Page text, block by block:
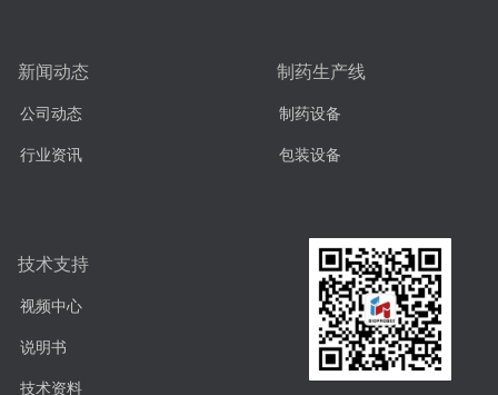
制药生产线
制药设备
包装设备
技术支持
视频中心
说明书
技术资料
新闻动态
公司动态
行业资讯